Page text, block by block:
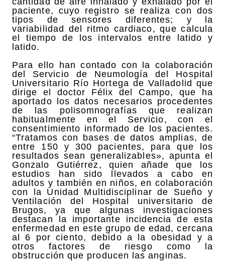
paciente, cuyo registro se realiza con dos
tipos de sensores diferentes; y la
variabilidad del ritmo cardiaco, que calcula
el tiempo de los intervalos entre latido y
latido.
Para ello han contado con la colaboración
del Servicio de Neumología del Hospital
Universitario Río Hortega de Valladolid que
dirige el doctor Félix del Campo, que ha
aportado los datos necesarios procedentes
de las polisomnografías que realizan
habitualmente en el Servicio, con el
consentimiento informado de los pacientes.
“Tratamos con bases de datos amplias, de
entre 150 y 300 pacientes, para que los
resultados sean generalizables», apunta el
Gonzalo Gutiérrez, quien añade que los
estudios han sido llevados a cabo en
adultos y también en niños, en colaboración
con la Unidad Multidisciplinar de Sueño y
Ventilación del Hospital universitario de
Brugos, ya que algunas investigaciones
destacan la importante incidencia de esta
enfermedad en este grupo de edad, cercana
al 6 por ciento, debido a la obesidad y a
otros factores de riesgo como la
obstrucción que producen las anginas.